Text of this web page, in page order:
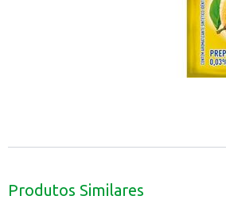
Produtos Similares